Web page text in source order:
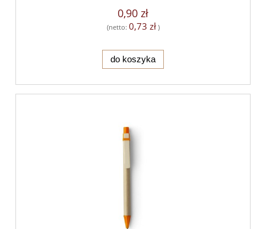
0,90 zł
(netto: 0,73 zł)
do koszyka